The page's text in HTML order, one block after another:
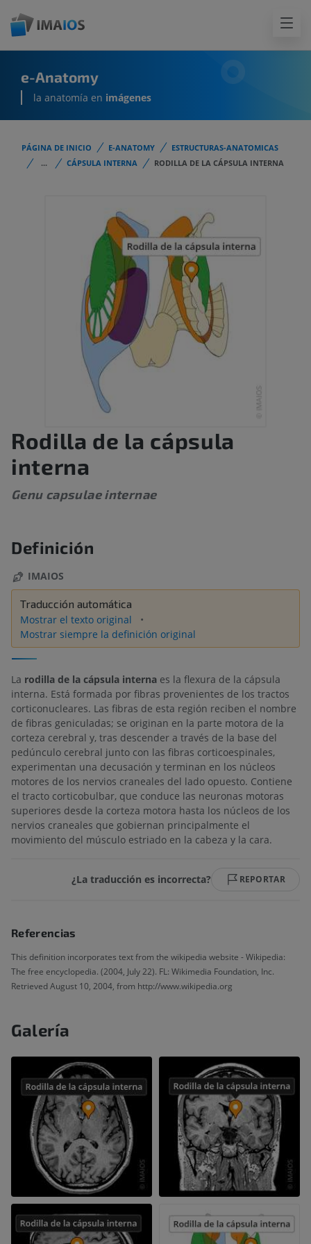
e-Anatomy
la anatomía en imágenes
PÁGINA DE INICIO E-ANATOMY
ESTRUCTURAS-ANATOMICAS
...
CÁPSULA INTERNA RODILLA DE LA CÁPSULA INTERNA
Rodilla de la cápsula
interna
Genu capsulae internae
Definición
IMAIOS
Traducción automática
Mostrar el texto original
Mostrar siempre la definición original
La rodilla de la cápsula interna es la flexura de la cápsula
interna. Está formada por fibras provenientes de los tractos
corticonucleares. Las fibras de esta región reciben el nombre
de fibras geniculadas; se originan en la parte motora de la
corteza cerebral y, tras descender a través de la base del
pedúnculo cerebral junto con las fibras corticoespinales,
experimentan una decusación y terminan en los núcleos
motores de los nervios craneales del lado opuesto. Contiene
el tracto corticobulbar, que conduce las neuronas motoras
superiores desde la corteza motora hasta los núcleos de los
nervios craneales que gobiernan principalmente el
movimiento del músculo estriado en la cabeza y la cara.
¿La traducción es incorrecta? REPORTAR
Referencias
This definition incorporates text from the wikipedia website - Wikipedia:
The free encyclopedia. (2004, July 22). FL: Wikimedia Foundation, Inc.
Retrieved August 10, 2004, from http://www.wikipedia.org
Galería